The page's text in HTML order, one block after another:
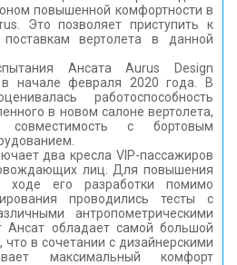
повышенной комфортности в
Это позволяет приступить к
вертолета в данной
Ансата Aurus Design
начале февраля 2020 года. В
работоспособность
в новом салоне вертолета,
совместимость с бортовым
два кресла VIP-пассажиров
лиц. Для повышения
ходе его разработки помимо
проводились тесты с
антропометрическими
Ансат обладает самой большой
что в сочетании с дизайнерскими
максимальный комфорт